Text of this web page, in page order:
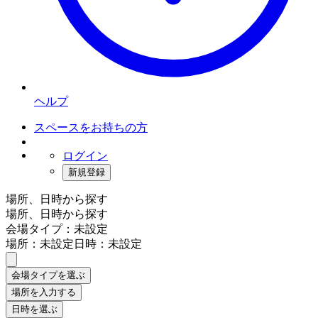
ヘルプ
スペースをお持ちの方
ログイン
新規登録
場所、日時から探す
場所、日時から探す
会場タイプ：未設定
場所：未設定日時：未設定
会場タイプを選ぶ
場所を入力する
日時を選ぶ